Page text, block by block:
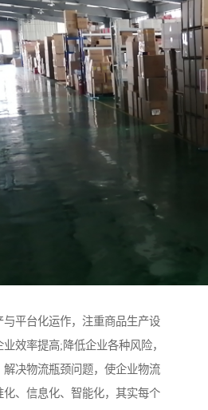
平台化运作，注重商品生产设
效率提高;降低企业各种风险，
决物流瓶颈问题，使企业物流
、信息化、智能化，其实每个